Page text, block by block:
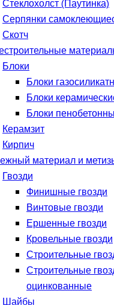
Стеклохолст (Паутинка)
Серпянки
Скотч
Блоки
Блоки
Блоки
Блоки
Керамзит
Кирпич
материал и
Гвозди
Финишные гвозди
Винтовые гвозди
Ершенные гвозди
Кровельные гвозди
Строительные
Строительные
оцинкованные